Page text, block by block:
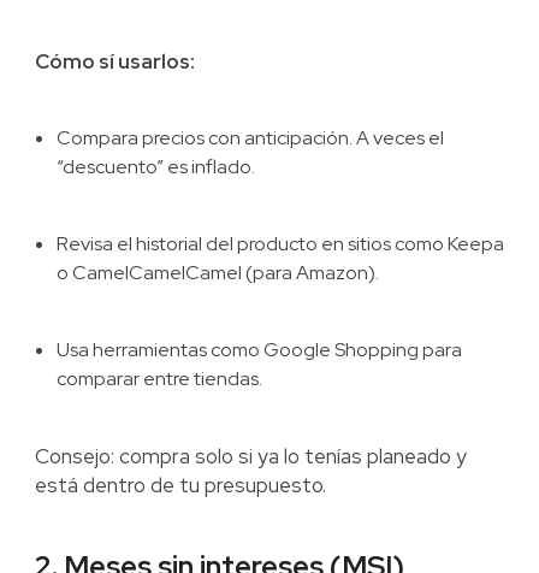
Cómo sí usarlos:
Compara precios con anticipación. A veces el
“descuento” es inflado.
Revisa el historial del producto en sitios como Keepa
o CamelCamelCamel (para Amazon).
Usa herramientas como Google Shopping para
comparar entre tiendas.
Consejo: compra solo si ya lo tenías planeado y
está dentro de tu presupuesto.